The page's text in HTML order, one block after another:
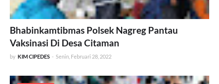
Bhabinkamtibmas Polsek Nagreg Pantau
Vaksinasi Di Desa Citaman
by KIM CIPEDES - Senin, Februari 28, 2022